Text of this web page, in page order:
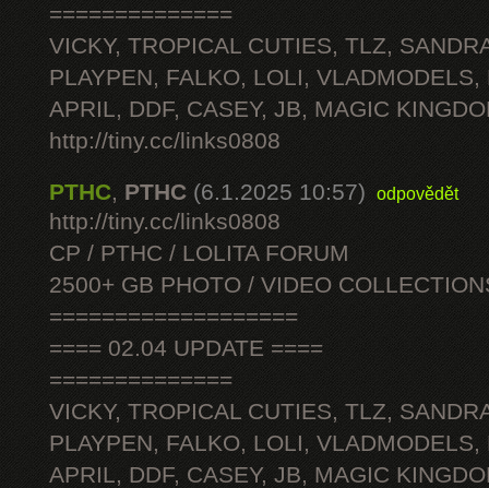
==============
VICKY, TROPICAL CUTIES, TLZ,
PLAYPEN, FALKO, LOLI, VLADMODELS,
APRIL, DDF, CASEY, JB, MAGIC
http://tiny.cc/links0808
PTHC, PTHC (6.1.2025 10:57) odpovědět
http://tiny.cc/links0808
CP / PTHC / LOLITA FORUM
2500+ GB PHOTO / VIDEO
===================
==== 02.04 UPDATE ====
==============
VICKY, TROPICAL CUTIES, TLZ,
PLAYPEN, FALKO, LOLI, VLADMODELS,
APRIL, DDF, CASEY, JB, MAGIC